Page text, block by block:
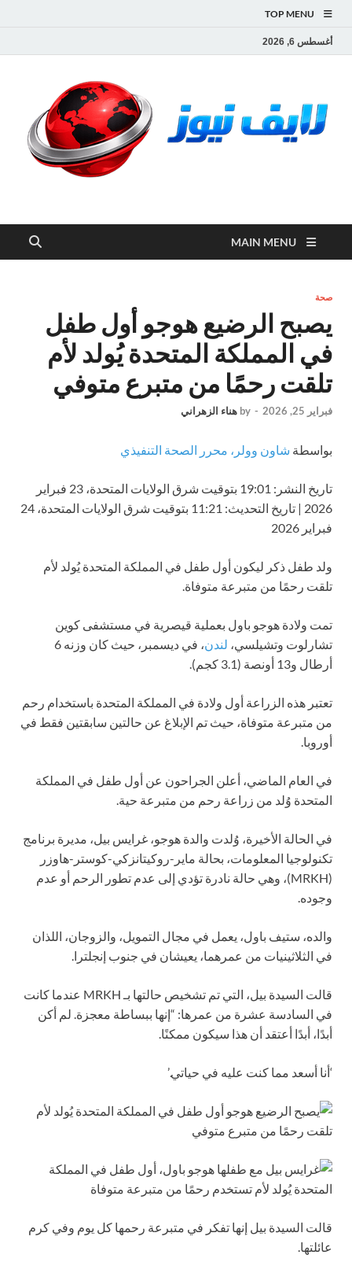
TOP MENU
أغسطس 6, 2026
لايف نيوز
MAIN MENU
صحة
يصبح الرضيع هوجو أول طفل
في المملكة المتحدة يُولد لأم
تلقت رحمًا من متبرع متوفي
فبراير 25, 2026 -
by هناء الزهراني
بواسطة شاون وولر، محرر الصحة التنفيذي
تاريخ النشر:
19:01 بتوقيت شرق الولايات المتحدة، 23 فبراير
2026
| تاريخ التحديث:
11:21 بتوقيت شرق الولايات المتحدة، 24
فبراير 2026
ولد طفل ذكر ليكون أول طفل في المملكة المتحدة يُولد لأم
تلقت رحمًا من متبرعة متوفاة.
تمت ولادة هوجو باول بعملية قيصرية في مستشفى كوين
تشارلوت وتشيلسي، لندن
، في ديسمبر، حيث كان وزنه 6
أرطال و13 أونصة (3.1 كجم).
تعتبر هذه الزراعة أول ولادة في المملكة المتحدة باستخدام رحم
من متبرعة متوفاة، حيث تم الإبلاغ عن حالتين سابقتين فقط في
أوروبا.
في العام الماضي، أعلن الجراحون عن أول طفل في المملكة
المتحدة وُلد من زراعة رحم من متبرعة حية.
في الحالة الأخيرة، وُلدت والدة هوجو، غرايس بيل، مديرة برنامج
تكنولوجيا المعلومات، بحالة ماير-روكيتانزكي-كوستر-هاوزر
(MRKH)، وهي حالة نادرة تؤدي إلى عدم تطور الرحم أو عدم
وجوده.
والده، ستيف باول، يعمل في مجال التمويل، والزوجان، اللذان
في الثلاثينيات من عمرهما، يعيشان في جنوب إنجلترا.
قالت السيدة بيل، التي تم تشخيص حالتها بـ MRKH عندما كانت
في السادسة عشرة من عمرها: “إنها ببساطة معجزة. لم أكن
أبدًا، أبدًا أعتقد أن هذا سيكون ممكنًا.
‘أنا أسعد مما كنت عليه في حياتي.’
قالت السيدة بيل إنها تفكر في متبرعة رحمها كل يوم وفي كرم
عائلتها.